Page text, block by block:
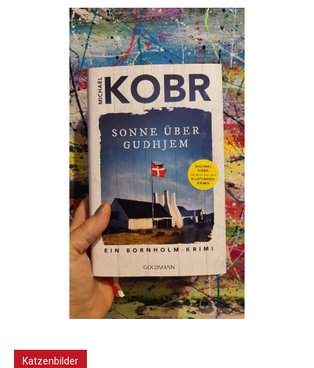
Katzenbilder